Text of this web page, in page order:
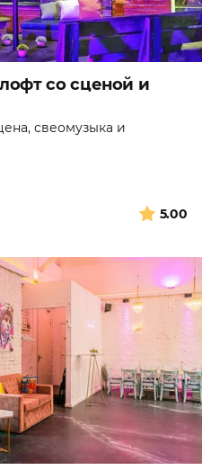
со сценой и
свеомузыка и
5.00